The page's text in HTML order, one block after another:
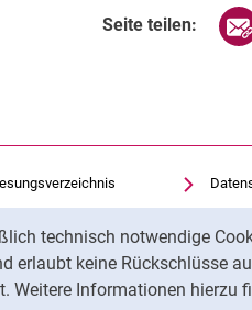
technisch notwendige
erlaubt keine Rückschlüsse
Weitere Informationen hierzu
Seite teilen: